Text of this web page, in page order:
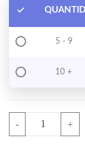
5 - 9
10 +
- +